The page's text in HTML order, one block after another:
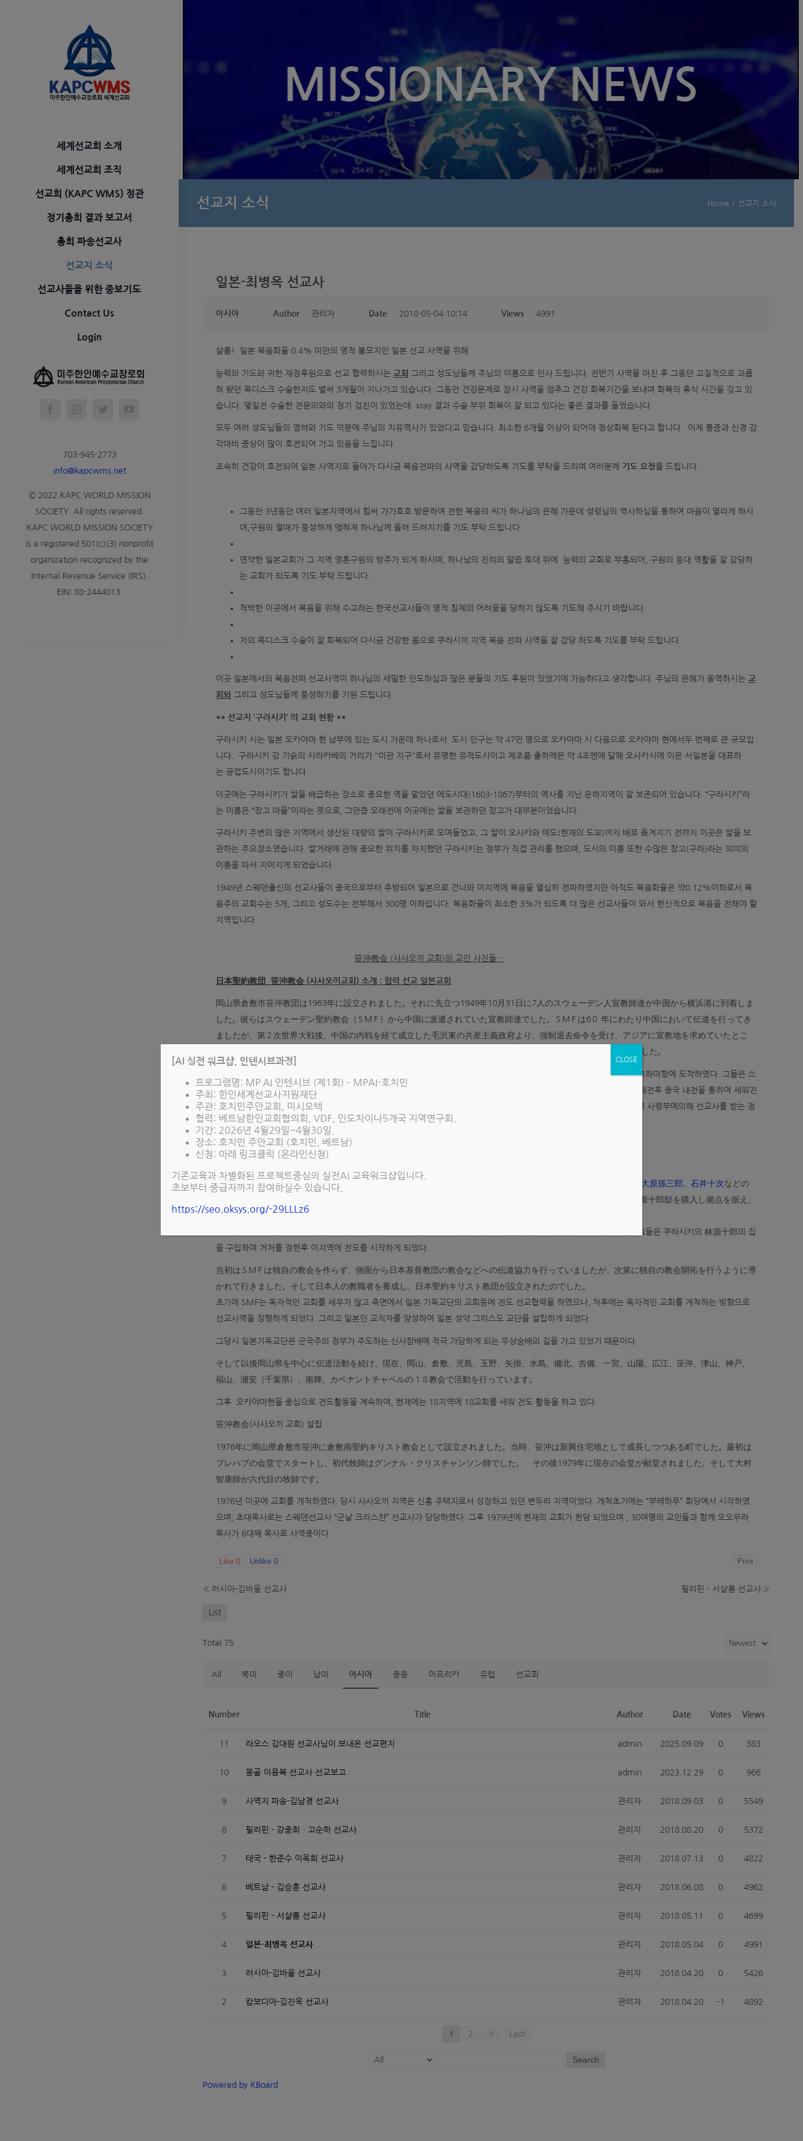
세계선교회 소개
세계선교회 조직
선교회 (KAPC WMS) 정관
정기총회 결과 보고서
총회 파송선교사
선교지 소식
선교사들을 위한 중보기도
Contact Us
Login
703-945-2773
info@kapcwms.net
© 2022 KAPC WORLD MISSION
SOCIETY. All rights reserved.
KAPC WORLD MISSION SOCIETY
is a registered 501(c)(3) nonprofit
organization recognized by the
Internal Revenue Service (IRS).
EIN: 88-2444013.
MISSIONARY NEWS
선교지 소식 Home / 선교지 소식
일본-최병옥 선교사
아시아 Author 관리자 Date 2018-05-04 10:14 Views 4991
샬롬! 일본 복음화율 0.4% 미만의 영적 불모지인 일본 선교 사역을 위해
능력의 기도와 귀한 재정후원으로 선교 협력하시는 교회
그리고 성도님들께 주님의 이름으로 인사 드립니다. 전반기 사역을 마친 후 그동안 고질적으로 괴롭
혀 왔던 목디스크 수술한지도 벌써 3개월이 지나가고 있습니다. 그동안 건강문제로 잠시 사역을 멈추고 건강 회복기간을 보내며 회복의 휴식 시간을 갖고 있
습니다. 몇일전 수술한 전문의와의 정기 검진이 있었는데 xray 결과 수술 부위 회복이 잘 되고 있다는 좋은 결과를 들었습니다.
모두 여러 성도님들의 염려와 기도 덕분에 주님의 치유역사가 있었다고 믿습니다. 최소한 6개월 이상이 되어야 정상회복 된다고 합니다. 이제 통증과 신경 감
각마비 증상이 많이 호전되어 가고 있음을 느낍니다.
조속히 건강이 호전되어 일본 사역지로 돌아가 다시금 복음전파의 사역을 감당하도록 기도를 부탁을 드리며 여러분께 기도 요청을드립니다.
그동안 3년동안 여러 일본지역에서 힘써 가가호호 방문하여 전한 복음의 씨가 하나님의 은혜 가운데 성령님의 역사하심을 통하여 마음이 열리게 하시
며,구원의 열매가 풍성하게 맺혀져 하나님께 올려 드려지기를 기도 부탁 드립니다.
연약한 일본교회가 그 지역 영혼구원의 방주가 되게 하시며, 하나님의 진리의 말씀 토대 위에 능력의 교회로 부흥되어, 구원의 등대 역활을 잘 감당하
는 교회가 되도록 기도 부탁 드립니다.
척박한 이곳에서 복음을 위해 수고하는 한국선교사들이 영적 침체의 어려움을 당하지 않도록 기도해 주시기 바랍니다.
저의 목디스크 수술이 잘 회복되어 다시금 건강한 몸으로 쿠라시끼 지역 복음 전파 사역을 잘 감당 하도록 기도를 부탁 드립니다.
이곳 일본에서의 복음전파 선교사역이 하나님의 세밀한 인도하심과 많은 분들의 기도 후원이 있었기에 가능하다고 생각합니다. 주님의 은혜가 동역하시는 교
회와그리고 성도님들께 풍성하기를 기원 드립니다.
** 선교지 ‘구라시키’ 의 교회 현황 **
구라시키 시는 일본 오카야마 현 남부에 있는 도시 가운데 하나로서 도시 인구는 약 47만 명으로 오카야마 시 다음으로 오카야마 현에서두 번째로 큰 규모입
니다.. 구라시키 강 기슭의 시라카베의 거리가 "미관 지구"로서 유명한 유적도시이고 제조품 출하액은 약 4조엔에 달해 오사카시에 이은 서일본을 대표하
는 공업도시이기도 합니다.
이곳에는 구라시키가 쌀을 배급하는 장소로 중요한 역을 맡았던 에도시대(1603-1867)부터의 역사를 지닌 운하지역이 잘 보존되어 있습니다. “구라시키”라
는 이름은 “창고 마을”이라는 뜻으로, 그만큼 오래전에 이곳에는 쌀을 보관하던 창고가 대부분이었습니다.
구라시키 주변의 많은 지역에서 생산된 대량의 쌀이 구라시키로 모여들었고, 그 쌀이 오사카와 에도(현재의 도꾜)까지 배로 옮겨지기 전까지 이곳은 쌀을 보
관하는 주요장소였습니다. 쌀거래에 관해 중요한 위치를 차지했던 구라시키는 정부가 직접 관리를 했으며, 도시의 이름 또한 수많은 창고(구라)라는 의미의
이름을 따서 지어지게 되었습니다.
1949년 스웨덴출신의 선교사들이 중국으로부터 추방되어 일본으로 건너와 이지역에 복음을 열심히 전파하였지만 아직도 복음화율은 약0.12%이하로서 복
음주의 교회수는 5개, 그리고 성도수는 전부해서 300명 이하입니다. 복음화율이 최소한 3%가 되도록 더 많은 선교사들이 와서 헌신적으로 복음을 전해야 할
지역입니다.
笹沖教会 (사사오끼 교회 )의 교인 사진들…
日本聖約教団 笹沖教会(사사오끼교회 ) 소개 : 협력 선교 일본교회
岡山県倉敷市笹沖教団は1963年に設立されました。それに先立つ1949年10月31日に7人のスウェーデン人宣教師達が中国から横浜港に到着しま
した。彼らはスウェーデン聖約教会（ＳＭＦ）から中国に派遣されていた宣教師達でした。ＳＭＦは6０ 年にわたり中国において伝道を行ってき
ましたが、第２次世界大戦後、中国の内戦を経て成立した毛沢東の共産主義政府より、強制退去命令を受け、アジアに宣教地を求めていたとこ
ろ、当時のマッカーサー占領軍司令部による宣教師受け入れ政策に応じて、新たな宣教地として日本を選んだのでした。
본교회 교단은 1963년에 설립되었는데, 그에 앞서 1949년 10월31일에 7명의 스웨덴 출신의 선교사들이 중국으로부터 요꼬하마항에 도착하였다. 그들은 스
웨덴성약교회(SMF)으로부터 중국에 파송된 선교사들이었다. SMF는 60년동안 중국을 향한 복음전도를 해왔으나 세계2차대전후 중국 내전을 통하여 세워진
모택동의 공산주의 정부에 의하여 강제퇴거 명령을 받게 되었다. 이로인하여 아시아 선교지를 찾고 있던중, 당시 맥아더 점령 사령부에의해 선교사를 받는 정
책에 따라 새로운 선교지로서 일본을 선택하게 된것이다.
1949년에 중국으로부터 추방되어 일본으로 건너온 초기 스웨덴 개신교 선교사들
彼らが日本国内の宣教地を調査したところ、他の宣教団体などから岡山を強く勧められたのでした。岡山はかつて 大原孫三郎、石井十次などの
クリスチャンの活動した地であり、ＳＭＦと似た教会組織を持つ組合教会が多かったこともあり、彼らは倉敷の林源十郎邸を購入し拠点を据え、
伝道を開始したのでした。
일본에 온 선교사들은 일본국내 선교지를 조사하던 중에 다른 선교단체로부터 오카야마지역을 강력하게 권고받게 되었다. 그들은 쿠라시키의 林源十郎의 집
을 구입하여 거처를 정한후 이지역에 전도를 시작하게 되었다.
当初はＳＭＦは独自の教会を作らず、側面から日本基督教団の教会などへの伝道協力を行っていましたが、次第に独自の教会開拓を行うように導
かれて行きました。そして日本人の教職者を養成し、日本聖約キリスト教団が設立されたのでした。
초기에 SMF는 독자적인 교회를 세우지 않고 측면에서 일본 기독교단의 교회등에 전도 선교협력을 하였으나, 차후에는 독자적인 교회를 개척하는 빙향으로
선교사역을 징행하게 되었다. 그리고 일본인 교직자를 양성하여 일본 성약 그리스도 교단을 설립하게 되었다.
그당시 일본기독교단은 군국주의 정부가 주도하는 신사참배에 적극 가담하게 되는 우상숭배의 길을 가고 있었기 때문이다.
そして以後岡山県を中心に伝道活動を続け、現在、岡山、倉敷、児島、玉野、矢掛、水島、備北、吉備、一宮、山陽、広江、笹沖、津山、神戸、
福山、浦安（千葉県）、南輝、カベナントチャペルの１８教会で活動を行っています。
그후 오카야마현을 중심으로 전도활동을 계속하여, 현재에는 18지역에 18교회를 세워 전도 활동을 하고 있다.
笹沖教会(사사오끼 교회) 설립
1976年に岡山県倉敷市笹沖に倉敷南聖約キリスト教会として設立されました。当時、笹沖は新興住宅地として成長しつつある町でした。最初は
プレハブの会堂でスタートし、初代牧師はグンナル・クリスチャンソン師でした。 その後1979年に現在の会堂が献堂されました。そして大村
智康師が六代目の牧師です。
1976년 이곳에 교회를 개척하였다. 당시 사사오끼 지역은 신흥 주택지로서 성장하고 있던 변두리 지역이었다. 개척초기에는 “부레하푸” 회당에서 시작하였
으며, 초대목사로는 스웨덴선교사 “군날 크리스챤” 선교사가 담당하였다. 그후 1979년에 현재의 교회가 헌당 되었으며 , 30여명의 교인들과 함께 오오무라
목사가 6대째 목사로 사역중이다.
Like 0 Unlike 0 Print
« 러시아-김바울 선교사 필리핀 - 서샬롬 선교사 »
List
Total 75
All 북미 중미 남미 아시아 중동 아프리카 유럽 선교회
Number Title Author Date Votes Views
11 라오스 김대원 선교사님이 보내온 선교편지 admin 2025.09.09 0 383
10 몽골 이용복 선교사 선교보고 admin 2023.12.29 0 966
9 사역지 파송-김남경 선교사 관리자 2018.09.03 0 5549
8 필리핀 - 강중희ㆍ고순하 선교사 관리자 2018.08.20 0 5372
7 태국 - 한준수 이옥희 선교사 관리자 2018.07.13 0 4822
6 베트남 - 김승훈 선교사 관리자 2018.06.08 0 4962
5 필리핀 - 서샬롬 선교사 관리자 2018.05.11 0 4699
4 일본-최병옥 선교사 관리자 2018.05.04 0 4991
3 러시아-김바울 선교사 관리자 2018.04.20 0 5426
2 캄보디아-김진욱 선교사 관리자 2018.04.20 -1 4892
1 2 » Last
Search
Powered by KBoard
[AI 실전 워크샵, 인텐시브과정]
프로그램명: MP AI 인텐시브 (제1회) – MPAI-호치민
주최: 한인세계선교사지원재단
주관: 호치민주안교회, 미시오텍
협력: 베트남한인교회협의회, VDF, 인도차이나5개국 지역연구회.
기간: 2026년 4월29일~4월30일.
장소: 호치민 주안교회 (호치민, 베트남)
신청: 아래 링크클릭 (온라인신청)
기존교육과 차별화된 프로젝트중심의 실전AI 교육워크샵입니다.
초보부터 중급자까지 참여하실수 있습니다.
https://seo.oksys.org/-29LLLz6
CLOSE